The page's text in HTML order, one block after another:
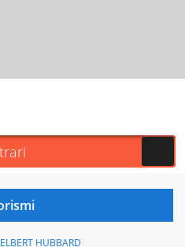
ELBERT HUBBARD